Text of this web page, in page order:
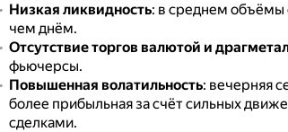
Низкая ликвидность: в среднем объёмы
чем днём.
Отсутствие торгов валютой и
фьючерсы.
Повышенная волатильность: вечерняя
более прибыльная за счёт сильных
сделками.